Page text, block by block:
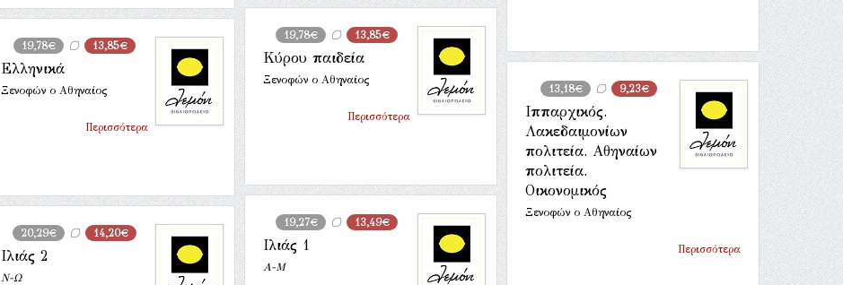
19,78€ 13,85€
Κύρου παιδεία
Ξενοφών ο Αθηναίος
Περισσότερα
19,78€ 13,85€
Ελληνικά
Ξενοφών ο Αθηναίος
Περισσότερα
13,18€ 9,23€
Ιππαρχικός.
Λακεδαιμονίων
πολιτεία. Αθηναίων
πολιτεία.
Οικονομικός
Ξενοφών ο Αθηναίος
Περισσότερα
19,27€ 13,49€
Ιλιάς 1
Α-Μ
20,29€ 14,20€
Ιλιάς 2
Ν-Ω